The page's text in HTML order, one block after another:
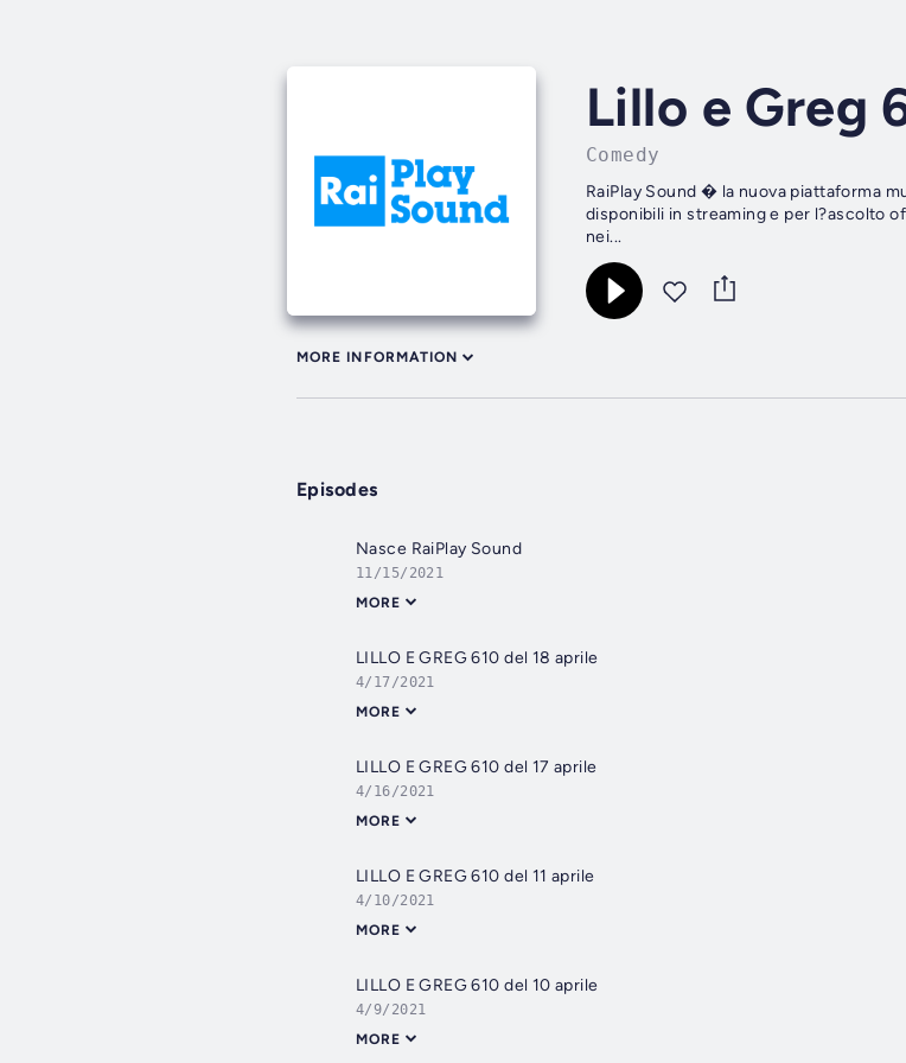
Lillo e Greg
Comedy
RaiPlay Sound � la nuova piattaforma
disponibili in streaming e per l?ascolto
nei...
MORE INFORMATION
Episodes
Nasce RaiPlay Sound
11/15/2021
MORE
LILLO E GREG 610 del 18 aprile
4/17/2021
MORE
LILLO E GREG 610 del 17 aprile
4/16/2021
MORE
LILLO E GREG 610 del 11 aprile
4/10/2021
MORE
LILLO E GREG 610 del 10 aprile
4/9/2021
MORE